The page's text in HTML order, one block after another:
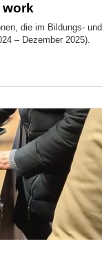
work
die im Bildungs‑ und
– Dezember 2025).